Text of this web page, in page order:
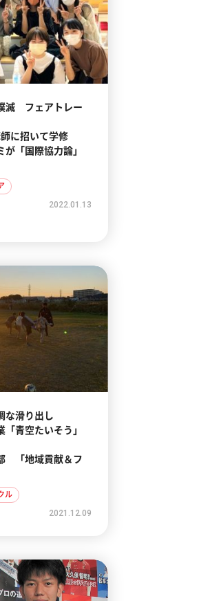
滅 フェアトレー
に招いて学修
「国際協力論」
2022.01.13
な滑り出し
「青空たいそう」
「地域貢献＆フ
ル
2021.12.09